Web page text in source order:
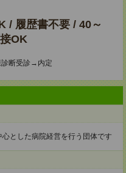
/ 履歴書不要 / 40～
OK
診断受診→内定
とした病院経営を行う団体です